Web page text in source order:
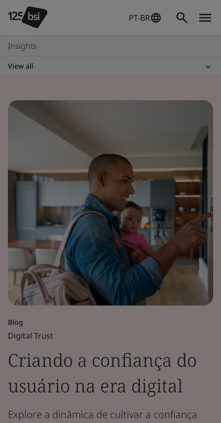
PT-BR
Insights
View all
Blog
Digital Trust
Criando a confiança do
usuário na era digital
Explore a dinâmica de cultivar a confiança